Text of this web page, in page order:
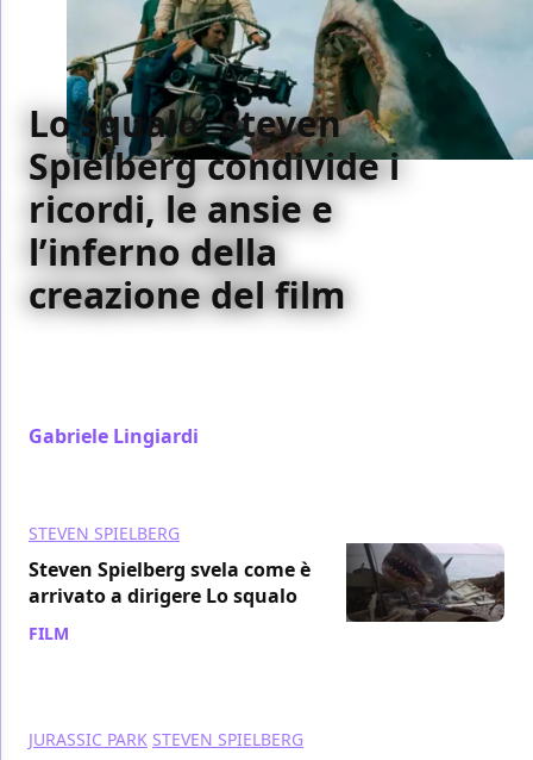
Lo squalo: Steven
Spielberg condivide i
ricordi, le ansie e
l’inferno della
creazione del film
Gabriele Lingiardi
STEVEN SPIELBERG
Steven Spielberg svela come è
arrivato a dirigere Lo squalo
FILM
JURASSIC PARK STEVEN SPIELBERG